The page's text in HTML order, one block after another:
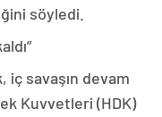
söyledi.
iç savaşın devam
Kuvvetleri (HDK)